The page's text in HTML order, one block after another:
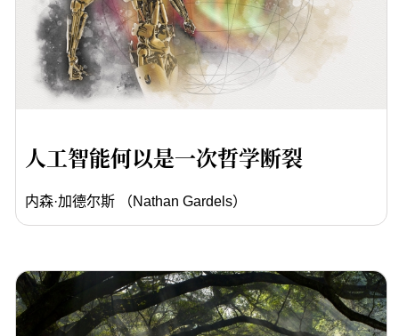
人工智能何以是一次哲学断裂
内森·加德尔斯 （Nathan Gardels）
等2位作者